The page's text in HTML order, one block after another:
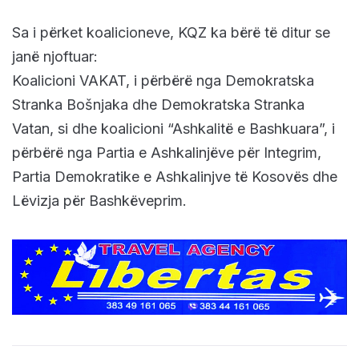
Sa i përket koalicioneve, KQZ ka bërë të ditur se
janë njoftuar:
Koalicioni VAKAT, i përbërë nga Demokratska
Stranka Bošnjaka dhe Demokratska Stranka
Vatan, si dhe koalicioni “Ashkalitë e Bashkuara”, i
përbërë nga Partia e Ashkalinjëve për Integrim,
Partia Demokratike e Ashkalinjve të Kosovës dhe
Lëvizja për Bashkëveprim.